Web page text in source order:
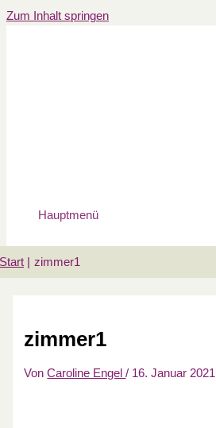
Zum Inhalt springen
Hauptmenü
Start zimmer1
zimmer1
VonCaroline Engel/ 16. Januar 2021